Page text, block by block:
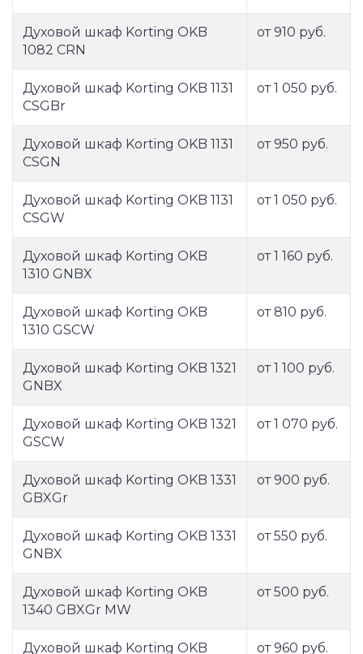
Духовой шкаф Korting OKB
1082 CRN
от 910 руб.
Духовой шкаф Korting OKB 1131
CSGBr
от 1 050 руб.
Духовой шкаф Korting OKB 1131
CSGN
от 950 руб.
Духовой шкаф Korting OKB 1131
CSGW
от 1 050 руб.
Духовой шкаф Korting OKB
1310 GNBX
от 1 160 руб.
Духовой шкаф Korting OKB
1310 GSCW
от 810 руб.
Духовой шкаф Korting OKB 1321
GNBX
от 1 100 руб.
Духовой шкаф Korting OKB 1321
GSCW
от 1 070 руб.
Духовой шкаф Korting OKB 1331
GBXGr
от 900 руб.
Духовой шкаф Korting OKB 1331
GNBX
от 550 руб.
Духовой шкаф Korting OKB
1340 GBXGr MW
от 500 руб.
Духовой шкаф Korting OKB
от 960 руб.